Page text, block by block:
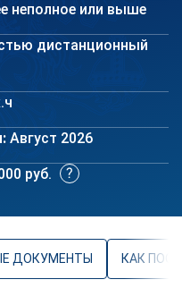
неполное или выше
дистанционный
Август 2026
руб.
ДОКУМЕНТЫ КАК